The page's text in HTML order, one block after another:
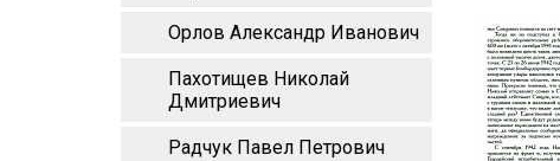
Орлов Александр Иванович
Пахотищев Николай
Дмитриевич
Радчук Павел Петрович